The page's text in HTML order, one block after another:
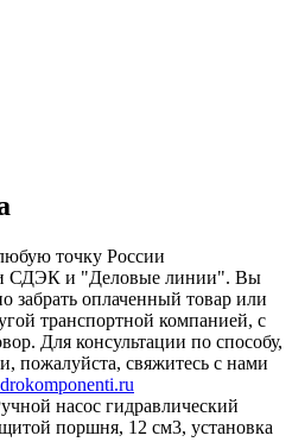
точку России
СДЭК и "Деловые линии". Вы
забрать оплаченный товар или
транспортной компанией, с
Для консультации по способу,
пожалуйста, свяжитесь с нами
насос гидравлический
поршня, 12 см3, установка